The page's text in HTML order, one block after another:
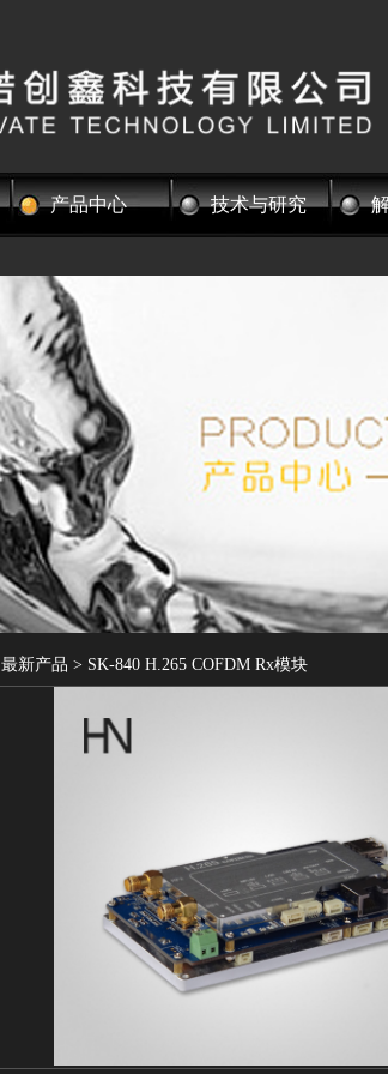
产品中心 技术与研究
最新产品 > SK-840 H.265 COFDM Rx模块